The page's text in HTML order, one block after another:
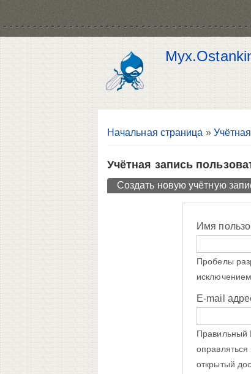
Вы здесь
Начальная страница »
Учётная запись
Главные вкладки
Создать новую учётную
Имя
Пробелы
E-mail
Правильный
открытый